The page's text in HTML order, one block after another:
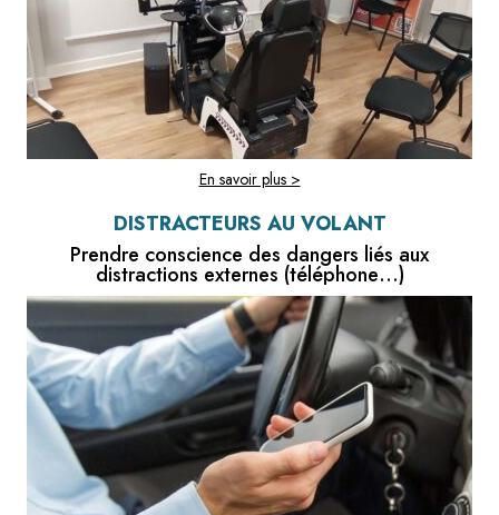
En savoir plus >
DISTRACTEURS AU VOLANT
Prendre conscience des dangers liés aux
distractions externes (téléphone…)